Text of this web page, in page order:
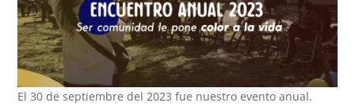
El 30 de septiembre del 2023 fue nuestro evento anual.